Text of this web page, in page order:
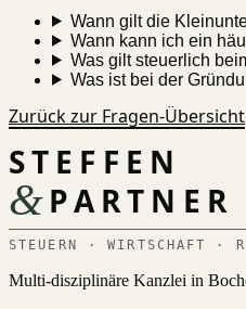
Wann gilt die
Wann kann ich ein
Was gilt steuerlich
Was ist bei der
Zurück zur Fragen-Übersicht
STEFFEN
&PARTNER
STEUERN · WIRTSCHAFT ·
Multi-disziplinäre Kanzlei in